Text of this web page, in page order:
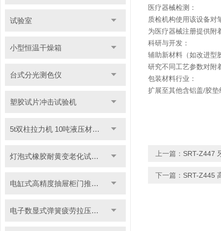
试验室
小型恒温干燥箱
台式分光测色仪
塑胶试片冲击试验机
5t双柱拉力机 10吨液压材料拉力试验机
灯泡式橡胶耐黄变老化试验机
电缸式高精度抽屉柜门推拉试验机
电子数显式弹簧疲劳拉压试验机
医疗器械检测：
质检机构使用该设备对
为医疗器械注册提供附
科研与开发：
辅助新材料（如改进型
研究不同工艺参数对附
包装材料行业：
扩展至其他含铝盖/胶
上一篇： SRT-Z447
下一篇： SRT-Z445